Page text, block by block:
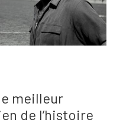
meilleur
de l’histoire